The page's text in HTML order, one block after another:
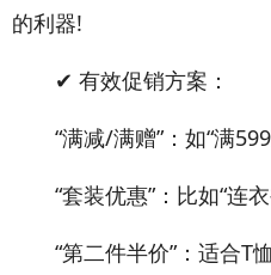
的利器!
✔ 有效促销方案：
“满减/满赠”：如“满599
“套装优惠”：比如“连衣
“第二件半价”：适合T